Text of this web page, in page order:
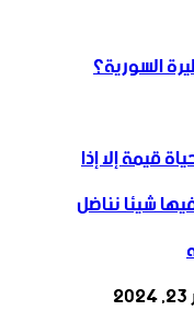
السورية؟
قيمة إلا إذا
شيئا نناضل